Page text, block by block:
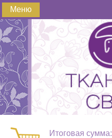
Меню
Итоговая сумма: